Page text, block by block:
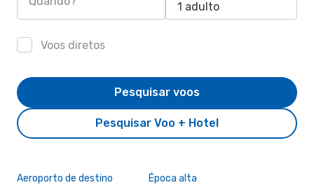
1 adulto
Voos diretos
Pesquisar Voo + Hotel
Pesquisar voos
Aeroporto de destino Época alta